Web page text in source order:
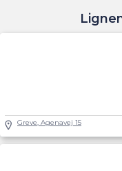
Greve, Agenavej 15